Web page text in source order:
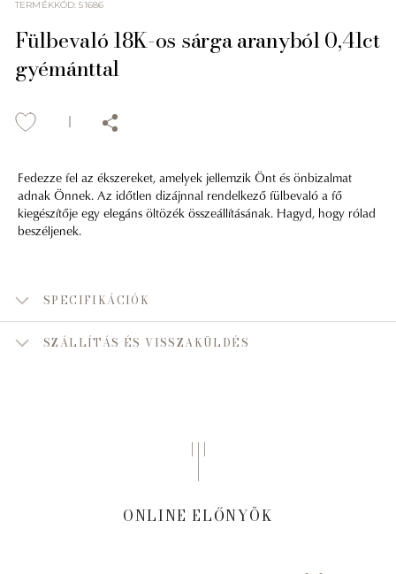
TERMÉKKÓD:51686
Fülbevaló 18K-os sárga aranyból 0,41ct
gyémánttal
Fedezze fel az ékszereket, amelyek jellemzik Önt és önbizalmat
adnak Önnek. Az időtlen dizájnnal rendelkező fülbevaló a fő
kiegészítője egy elegáns öltözék összeállításának. Hagyd, hogy rólad
beszéljenek.
SPECIFIKÁCIÓK
SZÁLLÍTÁS ÉS VISSZAKÜLDÉS
ONLINE ELŐNYÖK